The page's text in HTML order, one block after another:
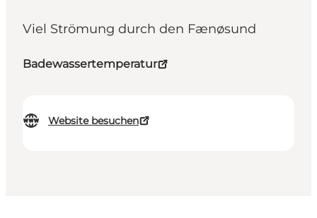
Viel Strömung durch den Fænøsund
Badewassertemperatur
Website besuchen